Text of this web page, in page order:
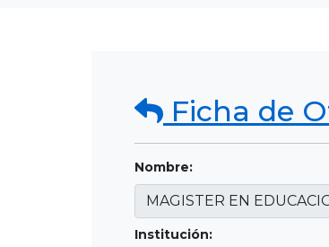
Ficha de
Nombre:
Institución: